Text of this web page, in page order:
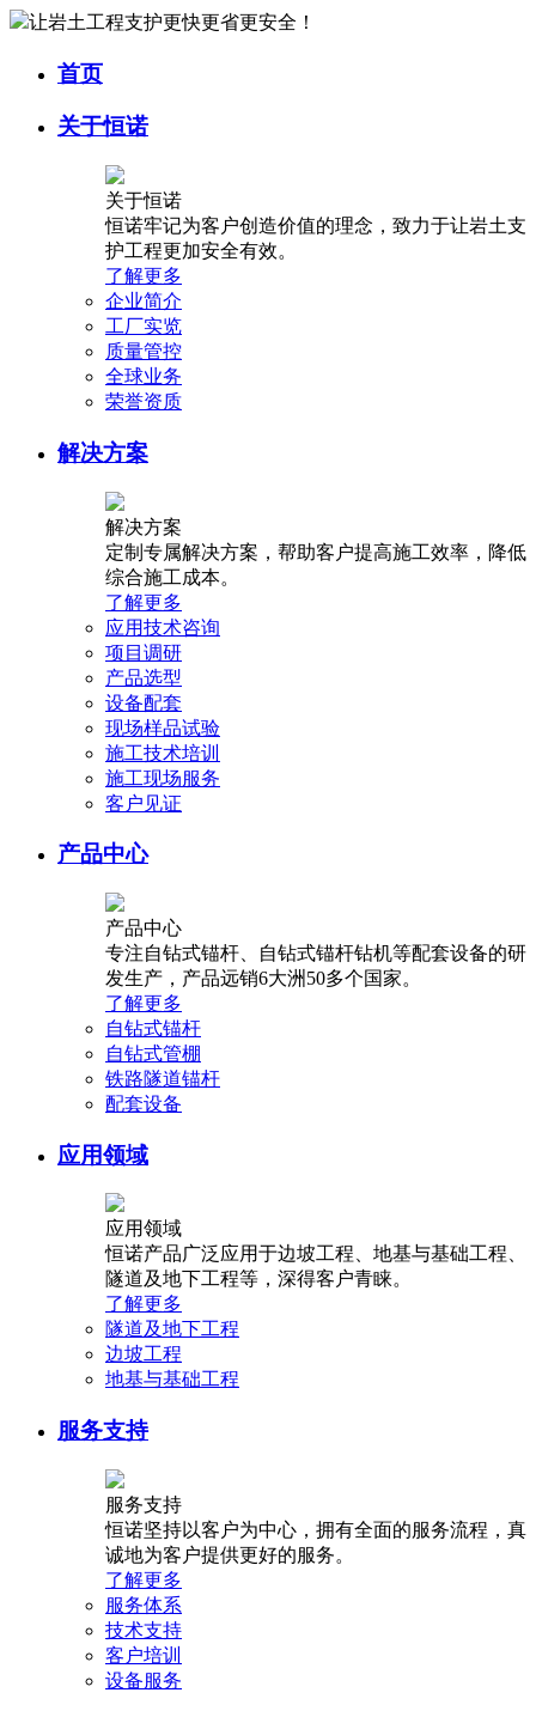
让岩土工程支护更快更省更安全！
首页
关于恒诺
关于恒诺
恒诺牢记为客户创造价值的理念，致力于让岩土支
护工程更加安全有效。
了解更多
企业简介
工厂实览
质量管控
全球业务
荣誉资质
解决方案
解决方案
定制专属解决方案，帮助客户提高施工效率，降低
综合施工成本。
了解更多
应用技术咨询
项目调研
产品选型
设备配套
现场样品试验
施工技术培训
施工现场服务
客户见证
产品中心
产品中心
专注自钻式锚杆、自钻式锚杆钻机等配套设备的研
发生产，产品远销6大洲50多个国家。
了解更多
自钻式锚杆
自钻式管棚
铁路隧道锚杆
配套设备
应用领域
应用领域
恒诺产品广泛应用于边坡工程、地基与基础工程、
隧道及地下工程等，深得客户青睐。
了解更多
隧道及地下工程
边坡工程
地基与基础工程
服务支持
服务支持
恒诺坚持以客户为中心，拥有全面的服务流程，真
诚地为客户提供更好的服务。
了解更多
服务体系
技术支持
客户培训
设备服务